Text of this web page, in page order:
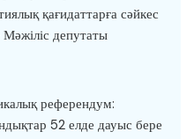
қағидаттарға сәйкес
депутаты
референдум:
52 елде дауыс бере